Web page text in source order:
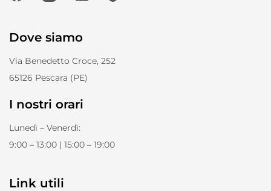
Dove siamo
Via Benedetto Croce, 252
65126 Pescara (PE)
I nostri orari
Lunedì – Venerdì:
9:00 – 13:00 | 15:00 – 19:00
Link utili